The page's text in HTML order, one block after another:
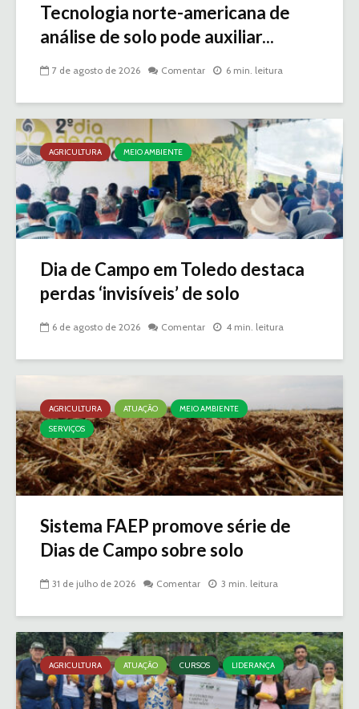
Tecnologia norte-americana de
análise de solo pode auxiliar...
7 de agosto de 2026 Comentar 6 min. leitura
AGRICULTURA MEIO AMBIENTE
Dia de Campo em Toledo destaca
perdas ‘invisíveis’ de solo
6 de agosto de 2026 Comentar 4 min. leitura
AGRICULTURA ATUAÇÃO
MEIO AMBIENTE
SERVIÇOS
Sistema FAEP promove série de
Dias de Campo sobre solo
31 de julho de 2026 Comentar 3 min. leitura
AGRICULTURA ATUAÇÃO CURSOS LIDERANÇA